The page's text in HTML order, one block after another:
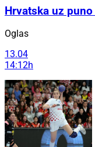
Hrvatska uz
Oglas
13.04
14:12h